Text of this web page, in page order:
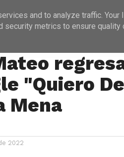
PROGRAMACIÓN
"Quiero
Mena
2022
and to analyze traffic. Your
security metrics to ensure